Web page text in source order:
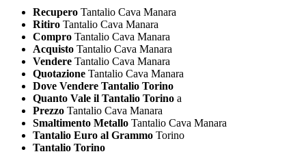
Recupero Tantalio Cava Manara
Ritiro Tantalio Cava Manara
Compro Tantalio Cava Manara
Acquisto Tantalio Cava Manara
Vendere Tantalio Cava Manara
Quotazione Tantalio Cava Manara
Dove Vendere Tantalio Torino
Quanto Vale il Tantalio Torino a
Prezzo Tantalio Cava Manara
Smaltimento Metallo Tantalio Cava Manara
Tantalio Euro al Grammo Torino
Tantalio Torino